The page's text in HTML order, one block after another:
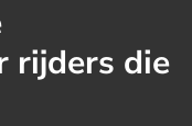
rijders die